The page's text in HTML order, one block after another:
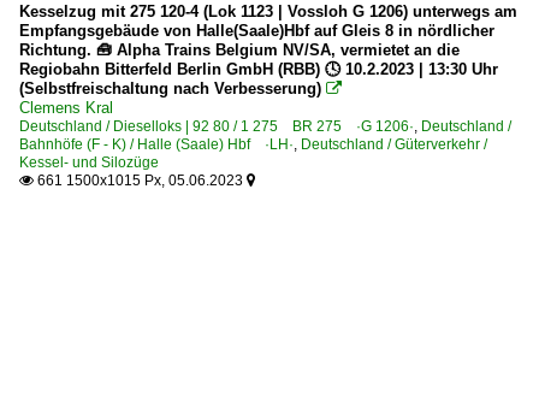
Kesselzug mit 275 120-4 (Lok 1123 | Vossloh G 1206) unterwegs am
Empfangsgebäude von Halle(Saale)Hbf auf Gleis 8 in nördlicher
Richtung. 🧰 Alpha Trains Belgium NV/SA, vermietet an die
Regiobahn Bitterfeld Berlin GmbH (RBB) 🕓 10.2.2023 | 13:30 Uhr
(Selbstfreischaltung nach Verbesserung) 
Clemens Kral
Deutschland / Dieselloks | 92 80 / 1 275 BR 275 ·G 1206· Deutschland /
Bahnhöfe (F - K) / Halle (Saale) Hbf ·LH· Deutschland / Güterverkehr /
Kessel- und Silozüge
 661 1500x1015 Px, 05.06.2023 